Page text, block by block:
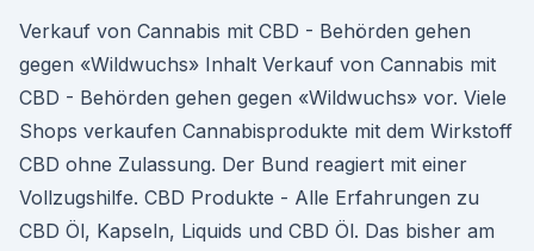
Verkauf von Cannabis mit CBD - Behörden gehen
gegen «Wildwuchs» Inhalt Verkauf von Cannabis mit
CBD - Behörden gehen gegen «Wildwuchs» vor. Viele
Shops verkaufen Cannabisprodukte mit dem Wirkstoff
CBD ohne Zulassung. Der Bund reagiert mit einer
Vollzugshilfe. CBD Produkte - Alle Erfahrungen zu
CBD Öl, Kapseln, Liquids und CBD Öl. Das bisher am